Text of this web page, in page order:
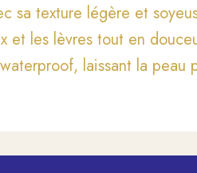
sa texture légère et
et les lèvres tout en
laissant la peau